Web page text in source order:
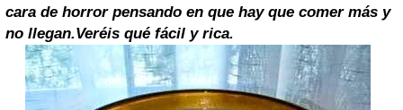
cara de horror pensando en que hay que comer más y
no llegan.Veréis qué fácil y rica.